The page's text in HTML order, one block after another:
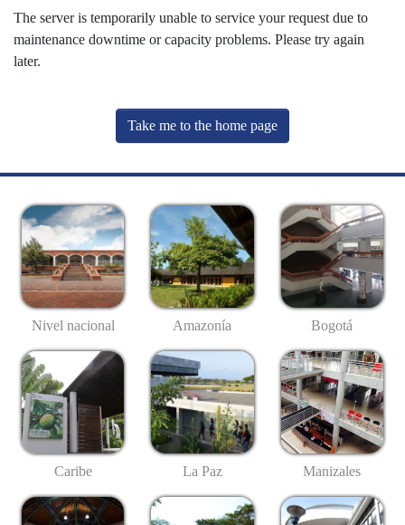
The server is temporarily unable to service your request due to
maintenance downtime or capacity problems. Please try again
later.
Take me to the home page
Nivel nacional Amazonía Bogotá
Caribe La Paz Manizales